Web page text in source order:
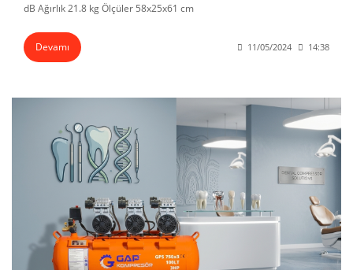
dB Ağırlık 21.8 kg Ölçüler 58x25x61 cm
Devamı 11/05/2024 14:38